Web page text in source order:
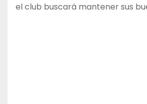
el club buscará mantener sus